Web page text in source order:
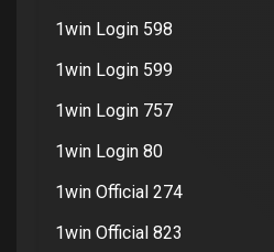
1win Login 598
1win Login 599
1win Login 757
1win Login 80
1win Official 274
1win Official 823